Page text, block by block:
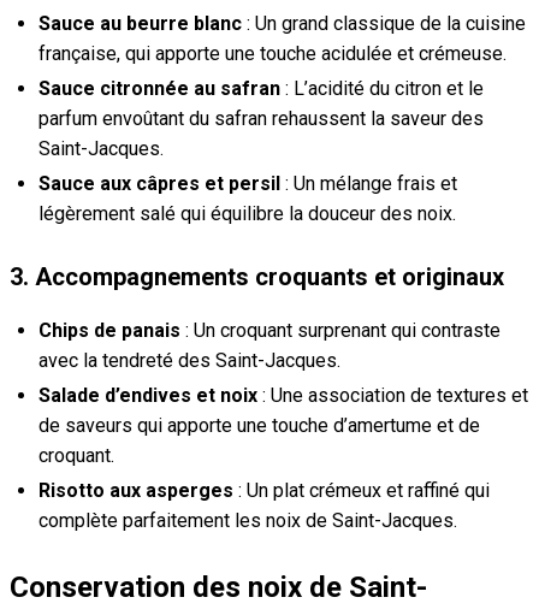
Sauce au beurre blanc : Un grand classique de la cuisine
française, qui apporte une touche acidulée et crémeuse.
Sauce citronnée au safran : L’acidité du citron et le
parfum envoûtant du safran rehaussent la saveur des
Saint-Jacques.
Sauce aux câpres et persil : Un mélange frais et
légèrement salé qui équilibre la douceur des noix.
3. Accompagnements croquants et originaux
Chips de panais : Un croquant surprenant qui contraste
avec la tendreté des Saint-Jacques.
Salade d’endives et noix : Une association de textures et
de saveurs qui apporte une touche d’amertume et de
croquant.
Risotto aux asperges : Un plat crémeux et raffiné qui
complète parfaitement les noix de Saint-Jacques.
Conservation des noix de Saint-